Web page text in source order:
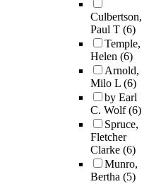
Culbertson,
Paul T (6)
Temple,
Helen (6)
Arnold,
Milo L (6)
by Earl
C. Wolf(6)
Spruce,
Fletcher
Clarke (6)
Munro,
Bertha (5)